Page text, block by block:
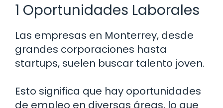
1 Oportunidades Laborales
Las empresas en Monterrey, desde
grandes corporaciones hasta
startups, suelen buscar talento joven.
Esto significa que hay oportunidades
de empleo en diversas áreas, lo que